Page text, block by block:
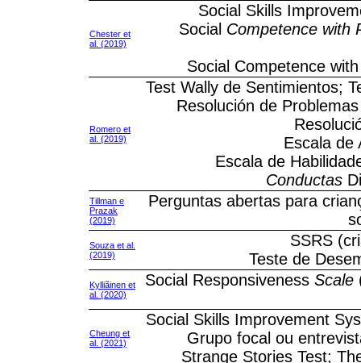
Chester et
al. (2019)
Social Skills
Social Competence with
Social Competence
Romero et
al. (2019)
Test Wally de Sentimientos;
Resolución de
Escala de
Escala de
Conductas
Tillman e
Prazak
(2019)
Perguntas abertas para
Souza et al.
(2019)
SSRS
Teste de
Kylliãinen et
al. (2020)
Social ResponsivenessScale
Cheung et
al. (2021)
Social Skills Improvement
Grupo focal ou
Strange Stories Test;